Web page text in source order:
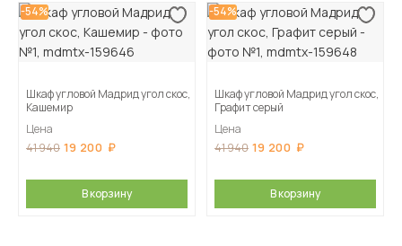
-54%
Шкаф угловой Мадрид угол скос,
Кашемир
Цена
41 940 19 200
В корзину
-54%
Шкаф угловой Мадрид угол скос,
Графит серый
Цена
41 940 19 200
В корзину